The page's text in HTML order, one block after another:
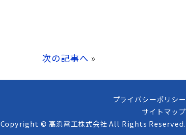
次の記事へ »
プライバシーポリシー
サイトマップ
Copyright © 高浜電工株式会社 All Rights Reserved.